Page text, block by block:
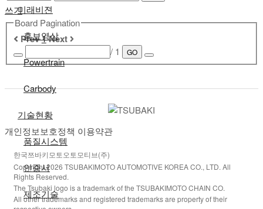
미래비젼
홍보영상
Powertrain
Carbody
기술현황
품질시스템
인증서
제조기술
쓰기
Board Pagination
Prev1Next
/ 1 GO
개인정보보호정책 이용약관
한국쯔바키모토오토모티브(주)
Copyright 2026 TSUBAKIMOTO AUTOMOTIVE KOREA CO., LTD. All
Rights Reserved.
The Tsubaki logo is a trademark of the TSUBAKIMOTO CHAIN CO.
All other trademarks and registered trademarks are property of their